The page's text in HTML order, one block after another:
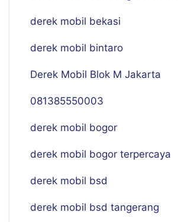
derek mobil bekasi
derek mobil bintaro
Derek Mobil Blok M Jakarta
081385550003
derek mobil bogor
derek mobil bogor terpercaya
derek mobil bsd
derek mobil bsd tangerang